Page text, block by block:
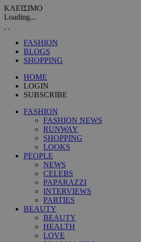
ΚΛΕΙΣΙΜΟ
Loading...
FASHION
BLOGS
SHOPPING
HOME
LOGIN
SUBSCRIBE
FASHION
FASHION NEWS
RUNWAY
SHOPPING
LOOKS
PEOPLE
NEWS
CELEBS
PAPARAZZI
INTERVIEWS
PARTIES
BEAUTY
BEAUTY
HEALTH
LOVE